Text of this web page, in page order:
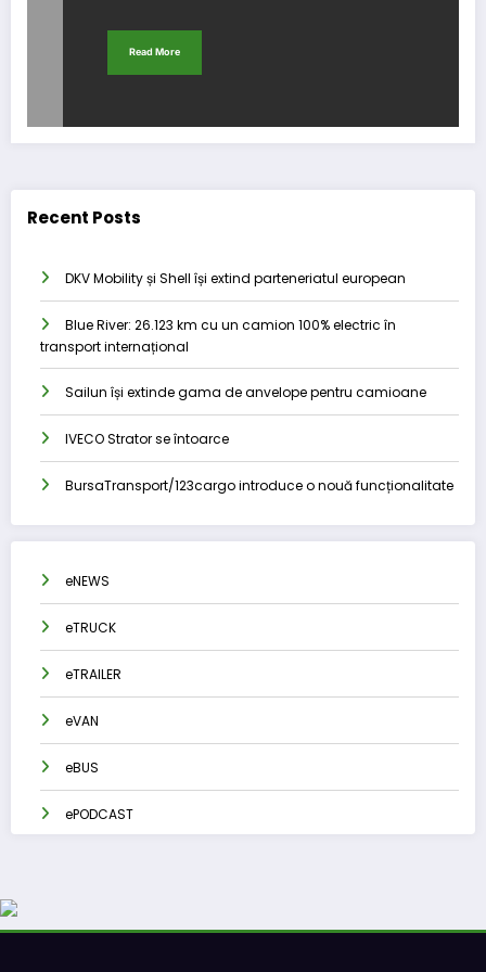
Read More
Recent Posts
DKV Mobility și Shell își extind parteneriatul european
Blue River: 26.123 km cu un camion 100% electric în
transport internațional
Sailun își extinde gama de anvelope pentru camioane
IVECO Strator se întoarce
BursaTransport/123cargo introduce o nouă funcționalitate
eNEWS
eTRUCK
eTRAILER
eVAN
eBUS
ePODCAST